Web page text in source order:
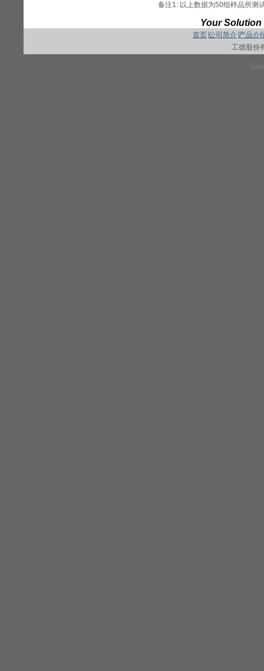
备注1: 以上数据为50组样品所测
Your
首页 公司简介 产品介
工德股份